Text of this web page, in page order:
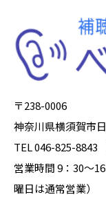
〒238-0006
神奈川県横須賀市
TEL 046-825-8843
営業時間 9：30～
曜日は通常営業）